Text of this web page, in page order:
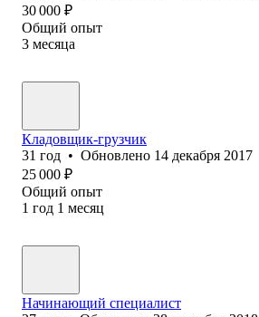
30 000 ₽
Общий опыт
3 месяца
Кладовщик-грузчик
31 год • Обновлено 14 декабря 2017
25 000 ₽
Общий опыт
1 год 1 месяц
Начинающий специалист